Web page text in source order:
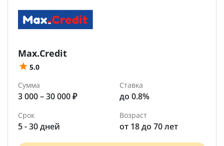
Max.Credit
5.0
Сумма
3 000 – 30 000 ₽
Ставка
до 0.8%
Срок
5 - 30 дней
Возраст
от 18 до 70 лет